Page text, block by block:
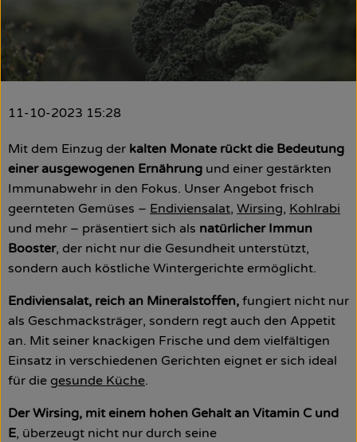
Tiefkühlprodukte
Naturwaren
Firmenkunden
Schulen & Kitas
So geht’s
Über uns
Blog
Rezepte
11-10-2023 15:28
Mit dem Einzug der kalten Monate rückt die Bedeutung
einer ausgewogenen Ernährung und einer gestärkten
Immunabwehr in den Fokus. Unser Angebot frisch
geernteten Gemüses – Endiviensalat, Wirsing, Kohlrabi
und mehr – präsentiert sich als natürlicher Immun
Booster, der nicht nur die Gesundheit unterstützt,
sondern auch köstliche Wintergerichte ermöglicht.
Endiviensalat, reich an Mineralstoffen, fungiert nicht nur
als Geschmacksträger, sondern regt auch den Appetit
an. Mit seiner knackigen Frische und dem vielfältigen
Einsatz in verschiedenen Gerichten eignet er sich ideal
für die gesunde Küche.
Der Wirsing, mit einem hohen Gehalt an Vitamin C und
E, überzeugt nicht nur durch seine